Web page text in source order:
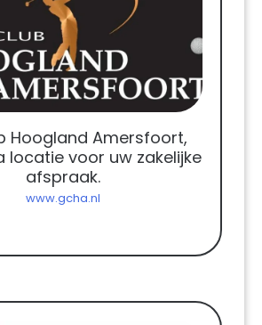
Hoogland Amersfoort,
locatie voor uw zakelijke
afspraak.
www.gcha.nl